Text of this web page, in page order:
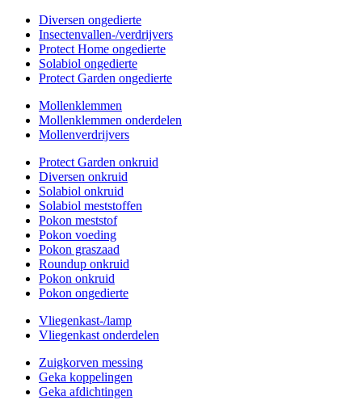
Diversen ongedierte
Insectenvallen-/verdrijvers
Protect Home ongedierte
Solabiol ongedierte
Protect Garden ongedierte
Mollenklemmen
Mollenklemmen onderdelen
Mollenverdrijvers
Protect Garden onkruid
Diversen onkruid
Solabiol onkruid
Solabiol meststoffen
Pokon meststof
Pokon voeding
Pokon graszaad
Roundup onkruid
Pokon onkruid
Pokon ongedierte
Vliegenkast-/lamp
Vliegenkast onderdelen
Zuigkorven messing
Geka koppelingen
Geka afdichtingen